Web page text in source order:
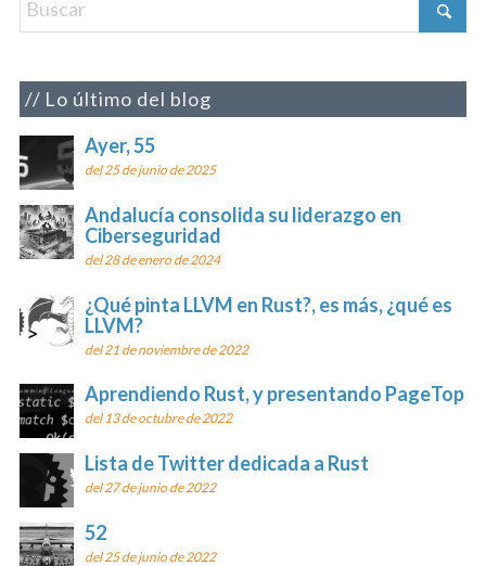
Lo último del blog
Ayer, 55
del 25 de junio de 2025
Andalucía consolida su liderazgo en
Ciberseguridad
del 28 de enero de 2024
¿Qué pinta LLVM en Rust?, es más, ¿qué es
LLVM?
del 21 de noviembre de 2022
Aprendiendo Rust, y presentando PageTop
del 13 de octubre de 2022
Lista de Twitter dedicada a Rust
del 27 de junio de 2022
52
del 25 de junio de 2022